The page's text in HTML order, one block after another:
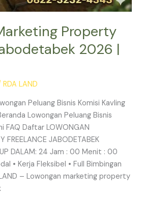
Property
2026 |
RDA LAND
Peluang Bisnis Komisi Kavling
Lowongan Peluang Bisnis
FAQ Daftar LOWONGAN
FREELANCE JABODETABEK
DALAM: 24 Jam : 00 Menit : 00
• Kerja Fleksibel • Full Bimbingan
– Lowongan marketing property